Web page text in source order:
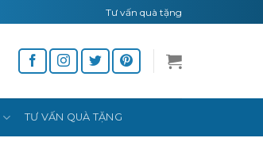
Tư vấn quà tặng
TƯ VẤN QUÀ TẶNG